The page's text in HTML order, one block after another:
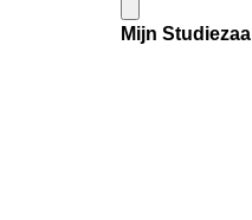
Mijn Studiezaal